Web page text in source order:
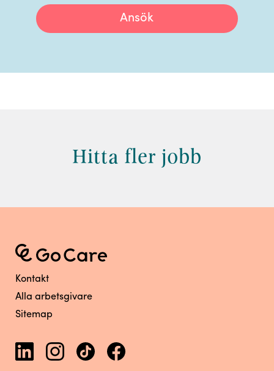
Ansök
Hitta fler jobb
Kontakt
Alla arbetsgivare
Sitemap